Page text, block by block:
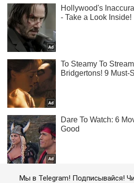
Мы в Telegram! Подписывайся!